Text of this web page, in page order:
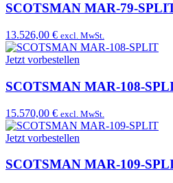
SCOTSMAN MAR-79-
13.526,00 € excl. MwSt.
Jetzt vorbestellen
SCOTSMAN MAR-108-
15.570,00 € excl. MwSt.
Jetzt vorbestellen
SCOTSMAN MAR-109-